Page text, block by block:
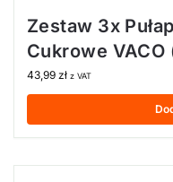
Zestaw 3x
Cukrowe VACO
43,99 zł z VAT